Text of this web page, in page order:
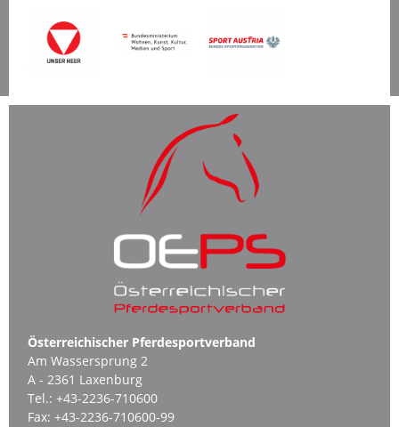
Österreichischer Pferdesportverband
Am Wassersprung 2
A - 2361 Laxenburg
Tel.: +43-2236-710600
Fax: +43-2236-710600-99